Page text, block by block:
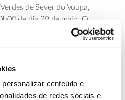
conteúdo e
de redes sociais e
de Sever do Vouga,
de dia 29 de maio. O
mais sobre os exemplares
a biodiversidade que
algumas destas árvores.